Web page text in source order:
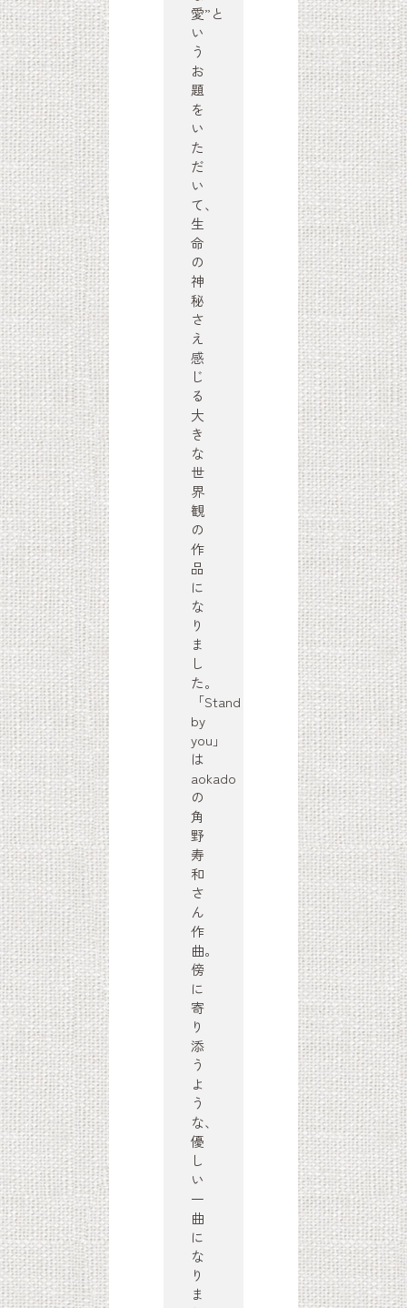
愛”と
い
う
お
題
を
い
た
だ
い
て、
生
命
の
神
秘
さ
え
感
じ
る
大
き
な
世
界
観
の
作
品
に
な
り
ま
し
た。
「Stand
by
you」
は
aokado
の
角
野
寿
和
さ
ん
作
曲。
傍
に
寄
り
添
う
よ
う
な、
優
し
い
一
曲
に
な
り
ま